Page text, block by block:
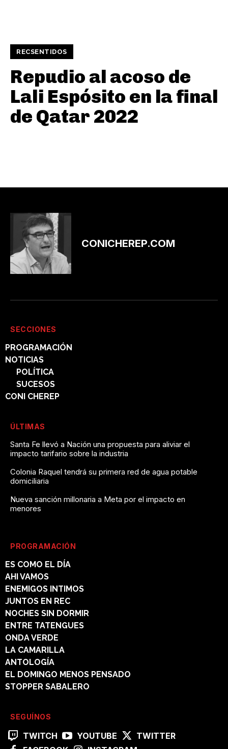
RECSENTIDOS
Repudio al acoso de
Lali Espósito en la final
de Qatar 2022
CONICHEREP.COM
SECCIONES
PROGRAMACIÓN
NOTICIAS
POLÍTICA
SUCESOS
CONI CHEREP
ÚLTIMAS
Santa Fe llevó a Nación una propuesta para aliviar el
impacto tarifario sobre la industria
Colonia Raquel tendrá su primera red de agua potable
domiciliaria
Nueva sanción millonaria a Meta por el impacto en
menores
PROGRAMACIÓN
ES COMO EL DÍA
AHI VAMOS
ENEMIGOS INTIMOS
JUNTOS EN REC
NOCHES SIN DORMIR
ENTRE TATENGUES
ONDA VERDE
LA CAMARILLA
ANTOLOGÍA
EL DOMINGO MENOS PENSADO
STOPPER SABALERO
SEGUÍNOS
TWITCH YOUTUBE
TWITTER